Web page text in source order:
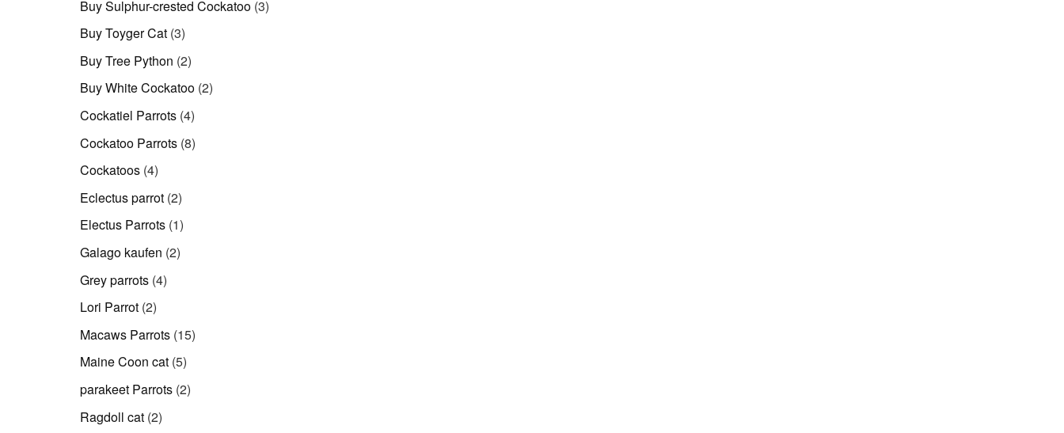
Buy Sulphur-crested Cockatoo 33
Buy Toyger Cat 33
Produkte
Buy Tree Python 22
Produkte
Buy White Cockatoo 22
Cockatiel Parrots 44
Produkte
Cockatoo Parrots 88
Cockatoos 44
Produkte
Eclectus parrot 22
Produkte
Electus Parrots 11
Galago kaufen 22
Grey parrots 44
Lori Parrot 22
Produkte
Macaws Parrots 1515
Maine Coon cat 55
Produkte
parakeet Parrots 22
Ragdoll cat 22